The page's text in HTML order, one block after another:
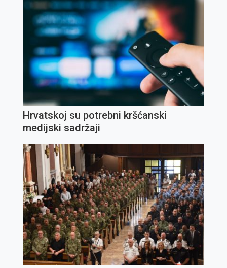
Hrvatskoj su potrebni kršćanski
medijski sadržaji